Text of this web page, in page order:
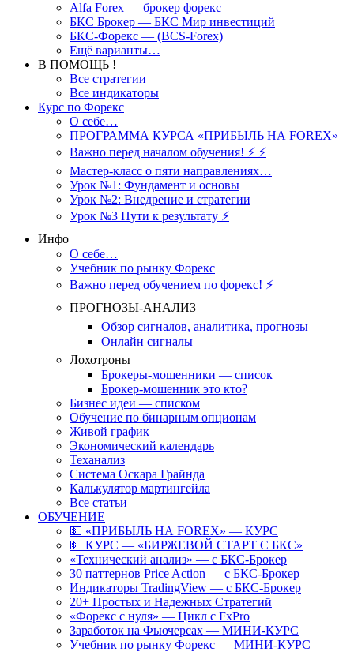
Alfa Forex — брокер форекс
БКС Брокер — БКС Мир инвестиций
БКС-Форекс — (BCS-Forex)
Ещё варианты…
В ПОМОЩЬ !
Все стратегии
Все индикаторы
Курс по Форекс
О себе…
ПРОГРАММА КУРСА «ПРИБЫЛЬ НА FOREX»
Важно перед началом обучения! ⚡ ⚡
Мастер-класс о пяти направлениях…
Урок №1: Фундамент и основы
Урок №2: Внедрение и стратегии
Урок №3 Пути к результату ⚡️
Инфо
О себе…
Учебник по рынку Форекс
Важно перед обучением по форекс! ⚡
ПРОГНОЗЫ-АНАЛИЗ
Обзор сигналов, аналитика, прогнозы
Онлайн сигналы
Лохотроны
Брокеры-мошенники — список
Брокер-мошенник это кто?
Бизнес идеи — списком
Обучение по бинарным опционам
Живой график
Экономический календарь
Теханализ
Система Оскара Грайнда
Калькулятор мартингейла
Все статьи
ОБУЧЕНИЕ
💵 «ПРИБЫЛЬ НА FOREX» — КУРС
💵 КУРС — «БИРЖЕВОЙ СТАРТ С БКС»
«Технический анализ» — с БКС-Брокер
30 паттернов Price Action — с БКС-Брокер
Индикаторы TradingView — с БКС-Брокер
20+ Простых и Надежных Стратегий
«Форекс с нуля» — Цикл с FxPro
Заработок на Фьючерсах — МИНИ-КУРС
Учебник по рынку Форекс — МИНИ-КУРС